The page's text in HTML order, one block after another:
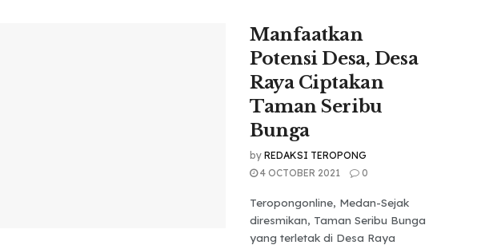
Manfaatkan
Potensi Desa, Desa
Raya Ciptakan
Taman Seribu
Bunga
by REDAKSI TEROPONG
4 OCTOBER 2021
0
Teropongonline, Medan-Sejak
diresmikan, Taman Seribu Bunga
yang terletak di Desa Raya